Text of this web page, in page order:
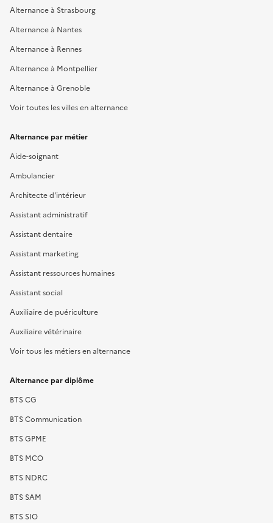
Alternance à Strasbourg
Alternance à Nantes
Alternance à Rennes
Alternance à Montpellier
Alternance à Grenoble
Voir toutes les villes en alternance
Alternance par métier
Aide-soignant
Ambulancier
Architecte d'intérieur
Assistant administratif
Assistant dentaire
Assistant marketing
Assistant ressources humaines
Assistant social
Auxiliaire de puériculture
Auxiliaire vétérinaire
Voir tous les métiers en alternance
Alternance par diplôme
BTS CG
BTS Communication
BTS GPME
BTS MCO
BTS NDRC
BTS SAM
BTS SIO